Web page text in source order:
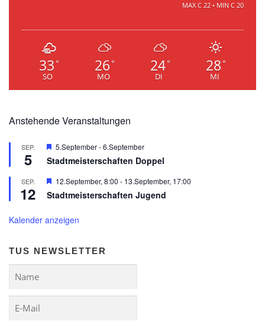
MAX C 22 • MIN C 20
33 °
SO
26 °
MO
24°
DI
28 °
MI
Anstehende Veranstaltungen
SEP.
5
Hervorgehoben
5.September-6.September
Stadtmeisterschaften Doppel
SEP.
12
Hervorgehoben
12.September, 8:00 - 13.September, 17:00
Stadtmeisterschaften Jugend
Kalender anzeigen
TUS NEWSLETTER